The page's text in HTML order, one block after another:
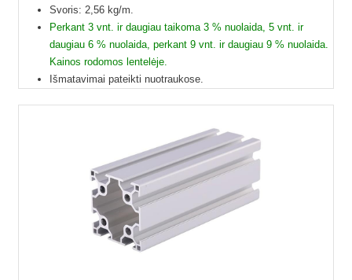
Svoris: 2,56 kg/m.
Perkant 3 vnt. ir daugiau taikoma 3 % nuolaida, 5 vnt. ir
daugiau 6 % nuolaida, perkant 9 vnt. ir daugiau 9 % nuolaida.
Kainos rodomos lentelėje.
Išmatavimai pateikti nuotraukose.
profiliai į paštomatus netelpa, todėl juos galime pristatyti
tik jūsų nurodytu adresu.
Profilių Ilgis gali būti su 1 mm paklaida.
Dėl klausimų ir užsakymų kitokių ilgių galite kreptis el.paštu.
Kad matytumėte kainą pasirinkite ilgį.